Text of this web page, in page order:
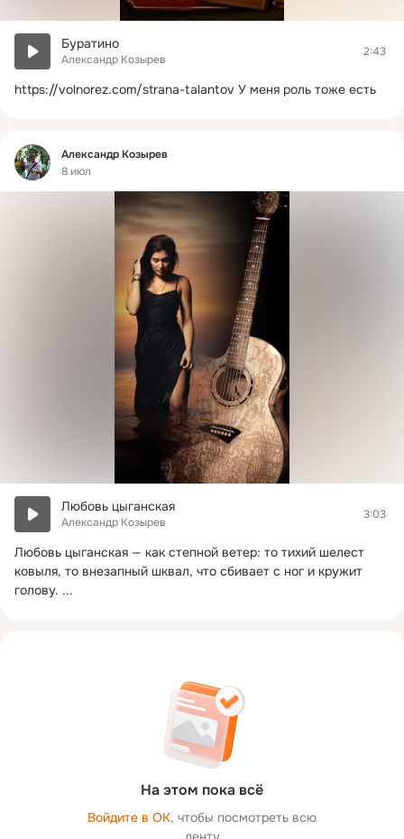
Буратино
Александр Козырев
2:43
https://volnorez.com/strana-talantov У меня роль тоже есть
Фид
Александр Козырев
8 июл
Любовь цыганская
Александр Козырев
3:03
Любовь цыганская — как степной ветер: то тихий шелест
ковыля, то внезапный шквал, что сбивает с ног и кружит
голову. ...
На этом пока всё
Войдите в ОК, чтобы посмотреть всю